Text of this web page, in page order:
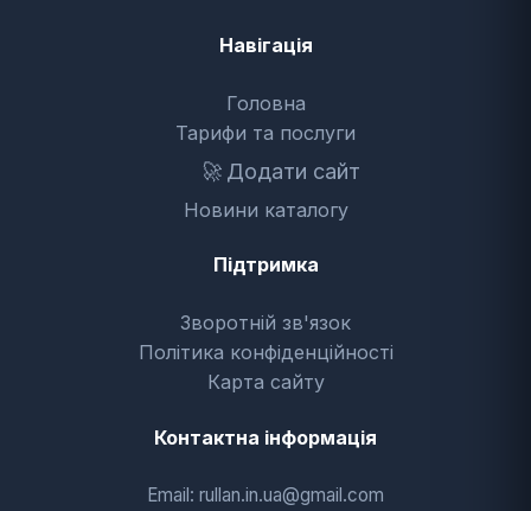
Навігація
Головна
Тарифи та послуги
🚀Додати сайт
Новини каталогу
Підтримка
Зворотній зв'язок
Політика конфіденційності
Карта сайту
Контактна інформація
Email: rullan.in.ua@gmail.com